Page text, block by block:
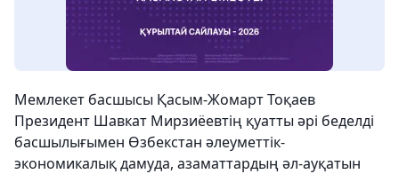
Мемлекет басшысы Қасым-Жомарт Тоқаев
Президент Шавкат Мирзиёевтің қуатты әрі беделді
басшылығымен Өзбекстан әлеуметтік-
экономикалық дамуда, азаматтардың әл-ауқатын